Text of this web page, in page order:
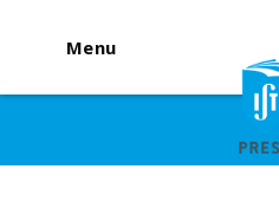
Menu